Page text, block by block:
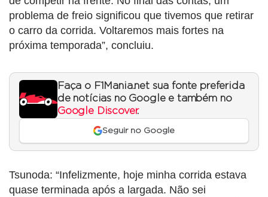
problema de freio significou que tivemos que retirar
o carro da corrida. Voltaremos mais fortes na
próxima temporada”, concluiu.
Faça o F1Mania.net sua fonte preferida
de notícias no Google e também no
Google Discover.
Seguir no Google
Tsunoda: “Infelizmente, hoje minha corrida estava
quase terminada após a largada. Não sei